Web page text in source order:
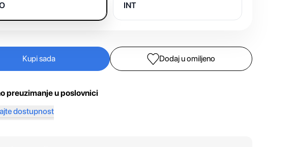
INT
Kupi sada Dodaj u omiljeno
preuzimanje u poslovnici
dostupnost